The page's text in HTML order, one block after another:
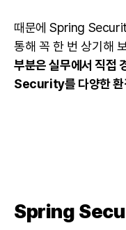
때문에 Spring
통해 꼭 한 번 상기해
부분은 실무에서 직접
Security를 다양한 환
Spring